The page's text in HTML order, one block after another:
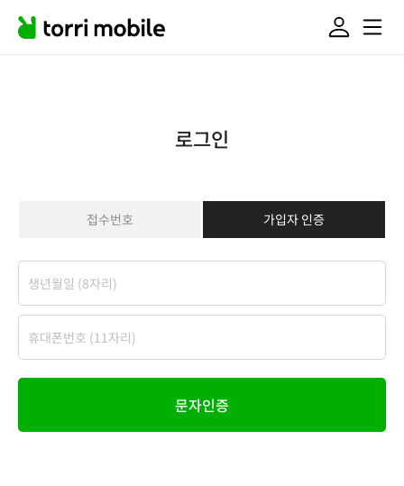
로그인
접수번호 가입자 인증
문자인증